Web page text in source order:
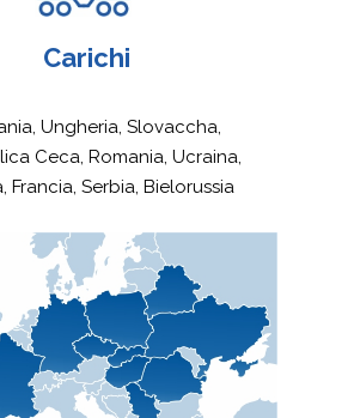
Carichi
Ungheria, Slovaccha,
Ceca, Romania, Ucraina,
Francia, Serbia, Bielorussia